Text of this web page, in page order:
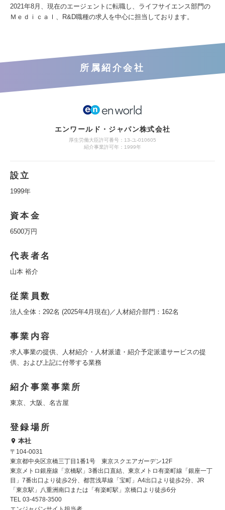
2021年8月、現在のエージェントに転職し、ライフサイエンス部門の
Ｍｅｄｉｃａｌ、R&D職種の求人を中心に担当しております。
所属紹介会社
エンワールド・ジャパン株式会社
厚生労働大臣許可番号：13-ユ-010605
紹介事業許可年：1999年
設立
1999年
資本金
6500万円
代表者名
山本 裕介
従業員数
法人全体：292名 (2025年4月現在)／人材紹介部門：162名
事業内容
求人事業の提供、人材紹介・人材派遣・紹介予定派遣サービスの提
供、および上記に付帯する業務
紹介事業事業所
東京、大阪、名古屋
登録場所
本社
〒104-0031
東京都中央区京橋三丁目1番1号 東京スクエアガーデン12F
東京メトロ銀座線「京橋駅」3番出口直結、東京メトロ有楽町線「銀座一丁
目」7番出口より徒歩2分、都営浅草線「宝町」A4出口より徒歩2分、JR
「東京駅」八重洲南口または「有楽町駅」京橋口より徒歩6分
TEL 03-4578-3500